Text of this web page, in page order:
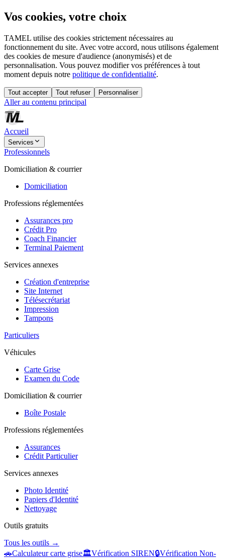
Vos cookies, votre choix
TAMEL utilise des cookies strictement nécessaires au
fonctionnement du site. Avec votre accord, nous utilisons également
des cookies de mesure d'audience (anonymisés) et de
personnalisation. Vous pouvez modifier vos préférences à tout
moment depuis notre politique de confidentialité.
Tout accepter Tout refuser Personnaliser
Aller au contenu principal
Accueil
Services
Professionnels
Domiciliation & courrier
Domiciliation
Professions réglementées
Assurances pro
Crédit Pro
Coach Financier
Terminal Paiement
Services annexes
Création d'entreprise
Site Internet
Télésecrétariat
Impression
Tampons
Particuliers
Véhicules
Carte Grise
Examen du Code
Domiciliation & courrier
Boîte Postale
Professions réglementées
Assurances
Crédit Particulier
Services annexes
Photo Identité
Papiers d'Identité
Nettoyage
Outils gratuits
Tous les outils →
🚗Calculateur carte grise🏛️Vérification SIREN🔒Vérification Non-